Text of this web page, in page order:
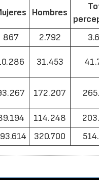
Hombres
867 2.792
31.453
172.207
114.248
320.700